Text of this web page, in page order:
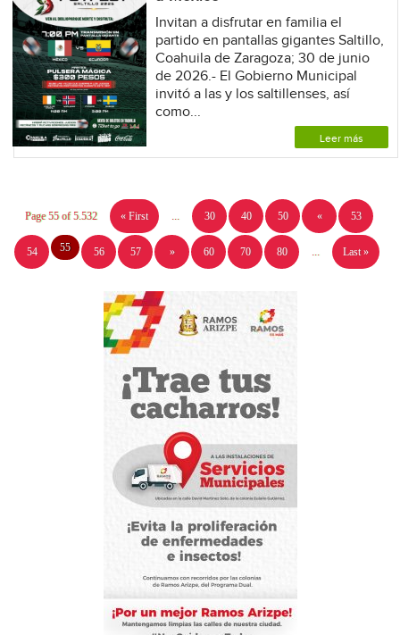
Invitan a disfrutar en familia el
partido en pantallas gigantes Saltillo,
Coahuila de Zaragoza; 30 de junio
de 2026.- El Gobierno Municipal
invitó a las y los saltillenses, así
como...
Leer más
Page 55 of 5.532 « First 30 40 50 « 53
54 55 56 57 » 60 70 80 Last »